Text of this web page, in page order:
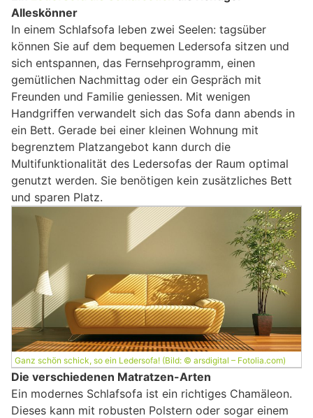
Alleskönner
In einem Schlafsofa leben zwei Seelen: tagsüber
können Sie auf dem bequemen Ledersofa sitzen und
sich entspannen, das Fernsehprogramm, einen
gemütlichen Nachmittag oder ein Gespräch mit
Freunden und Familie geniessen. Mit wenigen
Handgriffen verwandelt sich das Sofa dann abends in
ein Bett. Gerade bei einer kleinen Wohnung mit
begrenztem Platzangebot kann durch die
Multifunktionalität des Ledersofas der Raum optimal
genutzt werden. Sie benötigen kein zusätzliches Bett
und sparen Platz.
Ganz schön schick, so ein Ledersofa! (Bild: © arsdigital – Fotolia.com)
Die verschiedenen Matratzen-Arten
Ein modernes Schlafsofa ist ein richtiges Chamäleon.
Dieses kann mit robusten Polstern oder sogar einem